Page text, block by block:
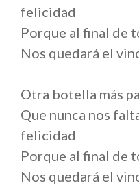
felicidad
Porque al final de
Nos quedará el
Otra botella más
Que nunca nos
felicidad
Porque al final de
Nos quedará el